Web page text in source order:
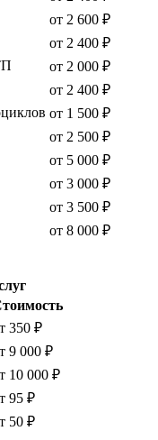
от 2 600 ₽
от 2 400 ₽
от 2 000 ₽
от 2 400 ₽
от 1 500 ₽
от 2 500 ₽
от 5 000 ₽
от 3 000 ₽
от 3 500 ₽
от 8 000 ₽
350 ₽
9 000 ₽
10 000 ₽
95 ₽
50 ₽